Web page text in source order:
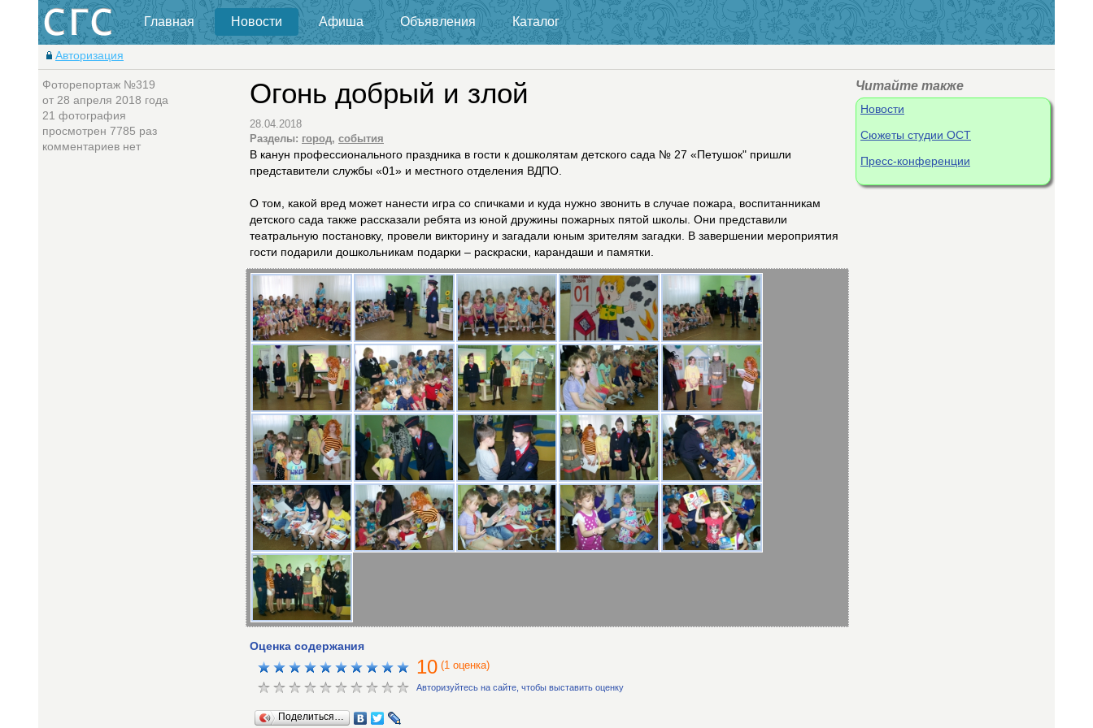
Главная Новости Афиша Объявления Каталог
Авторизация
Фоторепортаж №319
от 28 апреля 2018 года
21 фотография
просмотрен 7785 раз
комментариев нет
Читайте также
Новости
Сюжеты студии ОСТ
Пресс-конференции
Огонь добрый и злой
28.04.2018
Разделы: город, события
В канун профессионального праздника в гости к дошколятам детского сада № 27 «Петушок" пришли
представители службы «01» и местного отделения ВДПО.
О том, какой вред может нанести игра со спичками и куда нужно звонить в случае пожара, воспитанникам
детского сада также рассказали ребята из юной дружины пожарных пятой школы. Они представили
театральную постановку, провели викторину и загадали юным зрителям загадки. В завершении мероприятия
гости подарили дошкольникам подарки – раскраски, карандаши и памятки.
Оценка содержания
10 (1 оценка)
Авторизуйтесь на сайте, чтобы выставить оценку
Поделиться…